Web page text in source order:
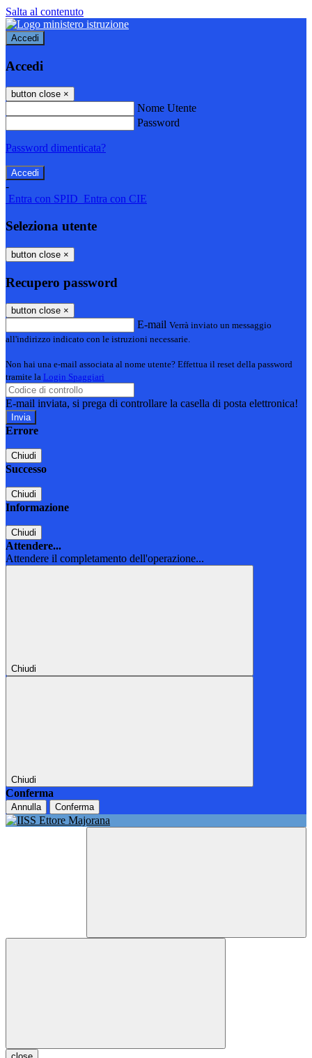
Salta al contenuto
Accedi
Accedi
button close ×
Nome Utente
Password
Password dimenticata?
-
Entra con SPID Entra con CIE
Seleziona utente
button close ×
Recupero password
button close ×
E-mail Verrà inviato un messaggio
all'indirizzo indicato con le istruzioni necessarie.
Non hai una e-mail associata al nome utente? Effettua il reset della password
tramite la Login Spaggiari
E-mail inviata, si prega di controllare la casella di posta elettronica!
Errore
Chiudi
Successo
Chiudi
Informazione
Chiudi
Attendere...
Attendere il completamento dell'operazione...
Chiudi
Chiudi
Conferma
Annulla Conferma